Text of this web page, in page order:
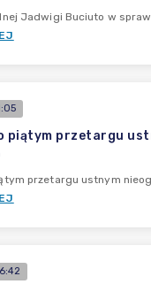
Jadwigi Buciuto w
piątym przetargu
przetargu ustnym